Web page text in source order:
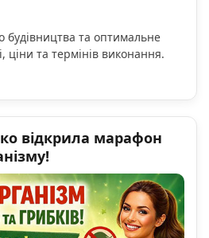
будівництва та оптимальне
ціни та термінів виконання.
відкрила марафон